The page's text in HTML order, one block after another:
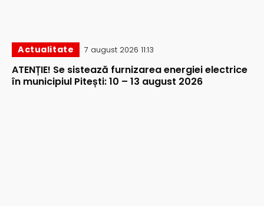
Actualitate 7 august 2026 11:13
ATENȚIE! Se sistează furnizarea energiei electrice
în municipiul Pitești: 10 – 13 august 2026